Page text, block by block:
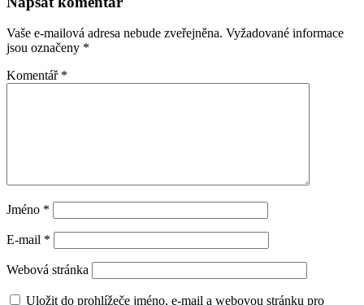
Vaše e-mailová adresa nebude zveřejněna. Vyžadované informace
jsou označeny *
Komentář *
Jméno *
E-mail *
Webová stránka
Uložit do prohlížeče jméno, e-mail a webovou stránku pro